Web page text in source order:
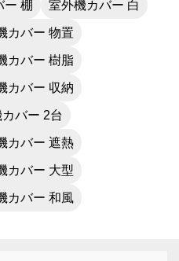
ー 棚 室外機カバー 白
カバー 物置
カバー 樹脂
カバー 収納
バー 2台
カバー 遮熱
カバー 大型
カバー 和風